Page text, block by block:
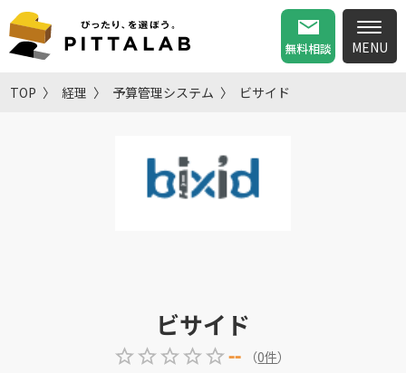
無料相談
TOP 経理 予算管理システム ビサイド
ビサイド
-- （0件）